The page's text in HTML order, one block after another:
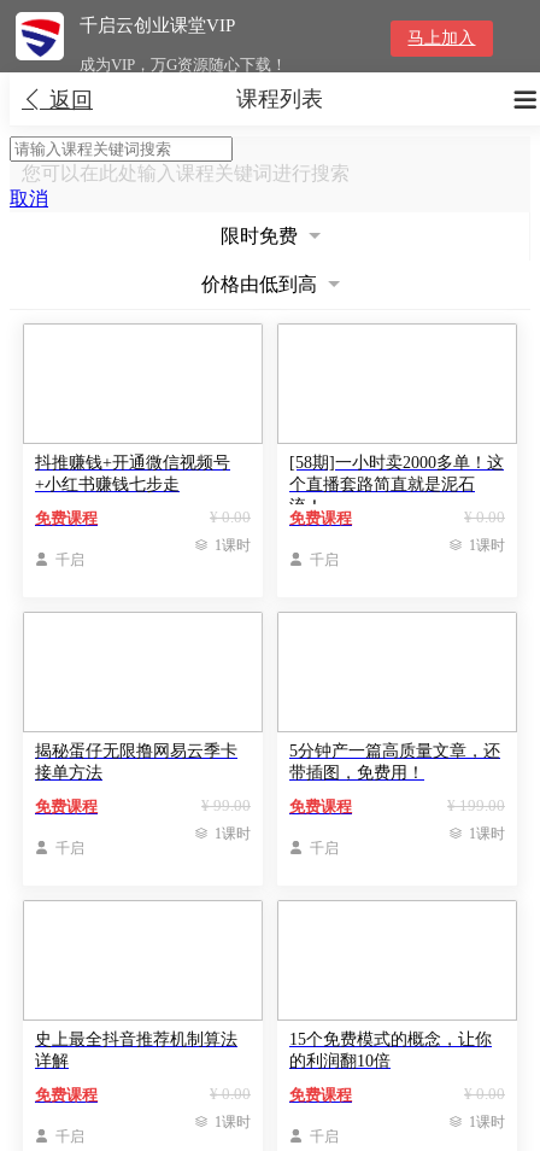
千启云创业课堂VIP
成为VIP，万G资源随心下载！
马上加入
 返回 
课程列表
您可以在此处输入课程关键词进行搜索
取消
限时免费
价格由低到高
抖推赚钱+开通微信视频号
+小红书赚钱七步走
¥ 0.00
免费课程
 千启
 1课时
[58期]一小时卖2000多单！这
个直播套路简直就是泥石
流！
¥ 0.00
免费课程
 千启
 1课时
揭秘蛋仔无限撸网易云季卡
接单方法
¥ 99.00
免费课程
 千启
 1课时
5分钟产一篇高质量文章，还
带插图，免费用！
¥ 199.00
免费课程
 千启
 1课时
史上最全抖音推荐机制算法
详解
¥ 0.00
免费课程
 千启
 1课时
15个免费模式的概念，让你
的利润翻10倍
¥ 0.00
免费课程
 千启
 1课时